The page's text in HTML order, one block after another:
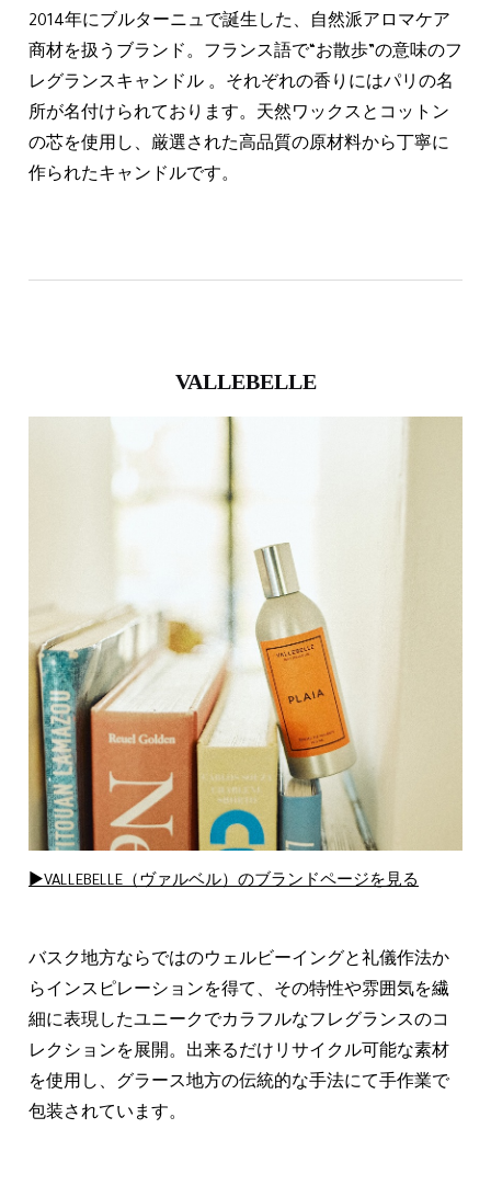
2014年にブルターニュで誕生した、自然派アロマケア
商材を扱うブランド。フランス語で“お散歩”の意味のフ
レグランスキャンドル 。それぞれの香りにはパリの名
所が名付けられております。天然ワックスとコットン
の芯を使用し、厳選された高品質の原材料から丁寧に
作られたキャンドルです。
VALLEBELLE
▶VALLEBELLE（ヴァルベル）のブランドページを見る
バスク地方ならではのウェルビーイングと礼儀作法か
らインスピレーションを得て、その特性や雰囲気を繊
細に表現したユニークでカラフルなフレグランスのコ
レクションを展開。出来るだけリサイクル可能な素材
を使用し、グラース地方の伝統的な手法にて手作業で
包装されています。